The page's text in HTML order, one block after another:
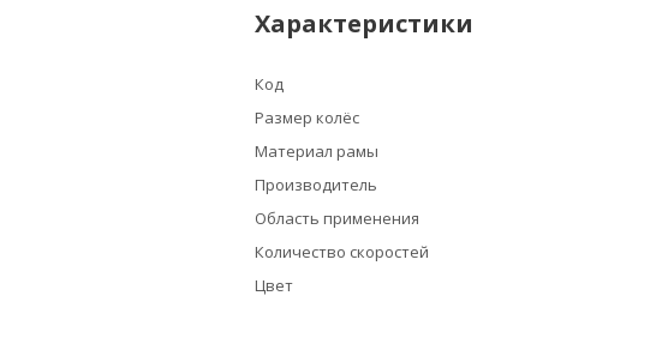
Характеристики
Код
Размер колёс
Материал рамы
Производитель
Область применения
Количество скоростей
Цвет